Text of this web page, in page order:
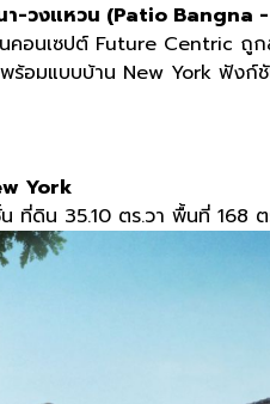
า-วงแหวน (Patio Bangna
คอนเซปต์ Future Centric ถู
ร้อมแบบบ้าน New York ฟัง
York
ที่ดิน 35.10 ตร.วา พื้นที่ 168